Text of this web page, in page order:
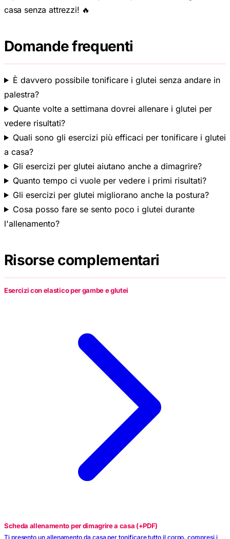
casa senza attrezzi! 🔥
Domande frequenti
È davvero possibile tonificare i glutei senza andare in
palestra?
Quante volte a settimana dovrei allenare i glutei per
vedere risultati?
Quali sono gli esercizi più efficaci per tonificare i glutei
a casa?
Gli esercizi per glutei aiutano anche a dimagrire?
Quanto tempo ci vuole per vedere i primi risultati?
Gli esercizi per glutei migliorano anche la postura?
Cosa posso fare se sento poco i glutei durante
l'allenamento?
Risorse complementari
Esercizi con elastico per gambe e glutei
Scheda allenamento per dimagrire a casa (+PDF)
Ti presento un allenamento da casa per tonificare tutto il corpo, compresi i